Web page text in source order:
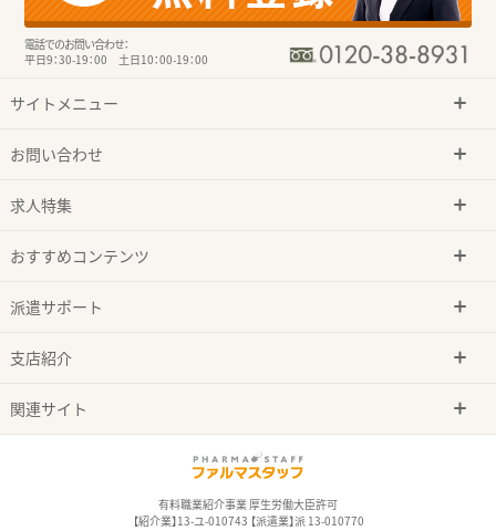
電話でのお問い合わせ：
平日9：30-19：00 土日10：00-19：00
サイトメニュー
お問い合わせ
求人特集
おすすめコンテンツ
派遣サポート
支店紹介
関連サイト
有料職業紹介事業 厚生労働大臣許可
【紹介業】13-ユ-010743 【派遣業】派 13-010770